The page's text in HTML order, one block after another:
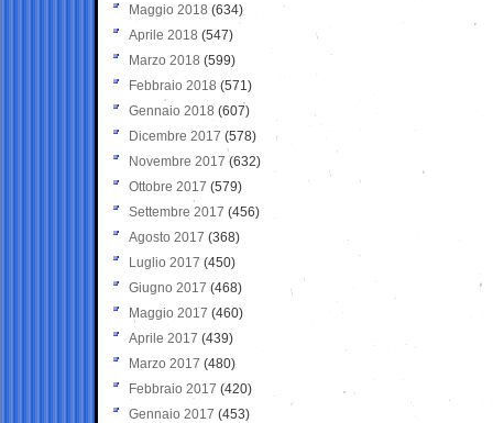
Maggio 2018 (634)
Aprile 2018 (547)
Marzo 2018 (599)
Febbraio 2018 (571)
Gennaio 2018 (607)
Dicembre 2017 (578)
Novembre 2017 (632)
Ottobre 2017 (579)
Settembre 2017 (456)
Agosto 2017 (368)
Luglio 2017 (450)
Giugno 2017 (468)
Maggio 2017 (460)
Aprile 2017 (439)
Marzo 2017 (480)
Febbraio 2017 (420)
Gennaio 2017 (453)